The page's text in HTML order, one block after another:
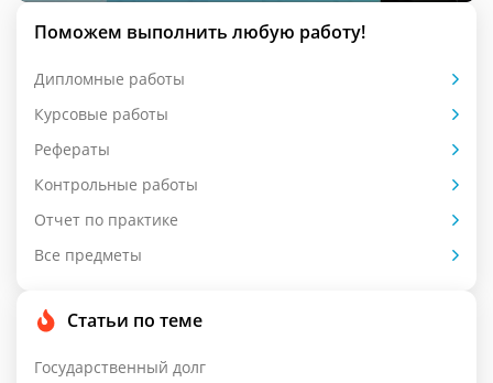
Поможем выполнить любую работу!
Дипломные работы
Курсовые работы
Рефераты
Контрольные работы
Отчет по практике
Все предметы
Статьи по теме
Государственный долг